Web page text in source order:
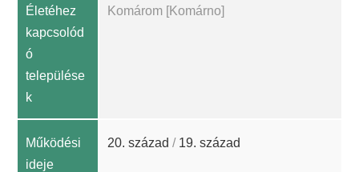
Életéhez
kapcsolód
ó
települése
k
Komárom [Komárno]
Működési
ideje
20. század / 19. század